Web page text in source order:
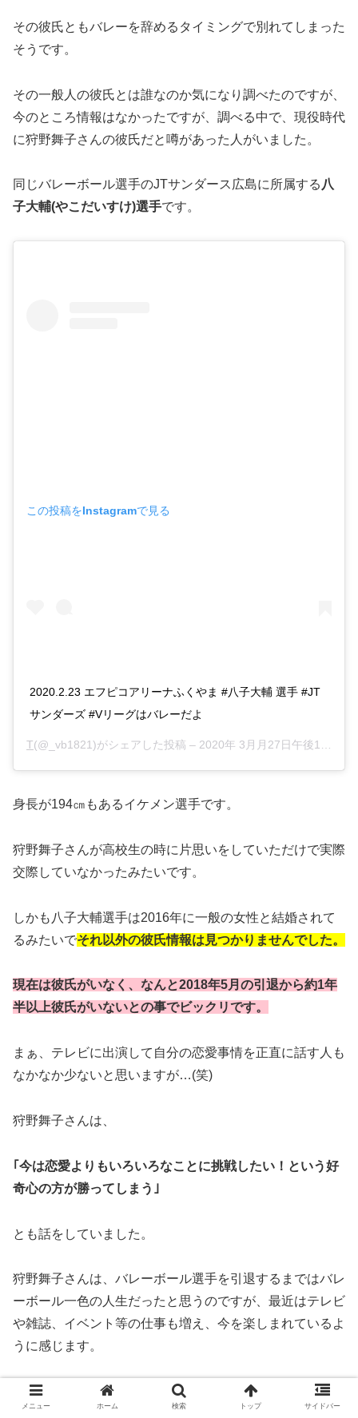
その彼氏ともバレーを辞めるタイミングで別れてしまった
そうです。
その一般人の彼氏とは誰なのか気になり調べたのですが、
今のところ情報はなかったですが、調べる中で、現役時代
に狩野舞子さんの彼氏だと噂があった人がいました。
同じバレーボール選手のJTサンダース広島に所属する八
子大輔(やこだいすけ)選手です。
この投稿をInstagramで見る
2020.2.23 エフピコアリーナふくやま #八子大輔 選手 #JT
サンダーズ #Vリーグはバレーだよ
T(@_vb1821)がシェアした投稿 – 2020年 3月月27日午後11時12分PDT
身長が194㎝もあるイケメン選手です。
狩野舞子さんが高校生の時に片思いをしていただけで実際
交際していなかったみたいです。
しかも八子大輔選手は2016年に一般の女性と結婚されて
るみたいでそれ以外の彼氏情報は見つかりませんでした。
現在は彼氏がいなく、なんと2018年5月の引退から約1年
半以上彼氏がいないとの事でビックリです。
まぁ、テレビに出演して自分の恋愛事情を正直に話す人も
なかなか少ないと思いますが…(笑)
狩野舞子さんは、
｢今は恋愛よりもいろいろなことに挑戦したい！という好
奇心の方が勝ってしまう｣
とも話をしていました。
狩野舞子さんは、バレーボール選手を引退するまではバレ
ーボール一色の人生だったと思うのですが、最近はテレビ
や雑誌、イベント等の仕事も増え、今を楽しまれているよ
うに感じます。
これだけの美貌を持つアスリートでしたらさらに仕事の依
頼も増えるでしょう。
メニュー ホーム 検索 トップ サイドバー